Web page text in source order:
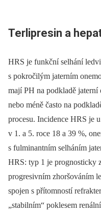
Terlipresin a
HRS je funkční selhání
s pokročilým jaterním
mají PH na podkladě
nebo méně často na
procesu. Incidence HRS je
v 1. a 5. roce 18 a 39 %,
s fulminantním selháním
HRS: typ 1 je prognosticky
progresivním zhoršováním
spojen s přítomností
„stabilním“ poklesem